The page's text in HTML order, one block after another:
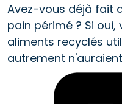
Avez-vous déjà fait
pain périmé ? Si oui,
aliments recyclés
autrement